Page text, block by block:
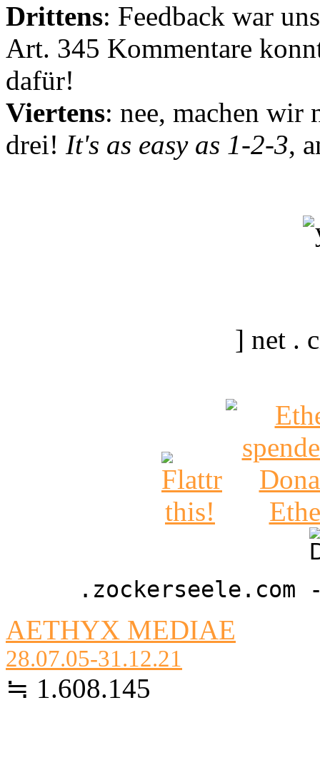
Drittens: Feedback war
Art. 345 Kommentare
dafür!
Viertens: nee, machen wir
drei! It's as easy as 1-2-3,
] net .
AETHYX MEDIAE
28.07.05-31.12.21
≒ 1.608.145